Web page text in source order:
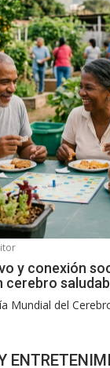
y conexión
cerebro
Mundial del